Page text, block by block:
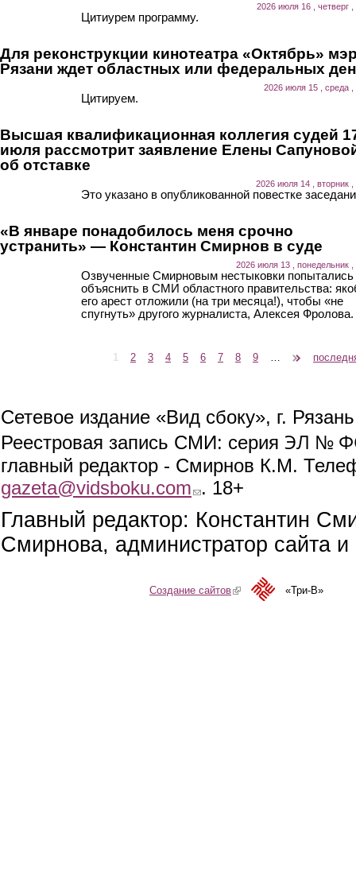
2026 июля 16 , четверг ,
Цитиурем программу.
Для реконструкции кинотеатра «Октябрь»
Рязани ждет областных или федеральных
2026 июля 15 , среда ,
Цитируем.
Высшая квалификационная коллегия судей
июля рассмотрит заявление Елены
об отставке
2026 июля 14 , вторник ,
Это указано в опубликованной повестке
«В январе понадобилось меня срочно
устранить» — Константин Смирнов в суде
2026 июля 13 , понедельник ,
Озвученные Смирновым нестыковки попытались
объяснить в СМИ областного правительства:
его арест отложили (на три месяца!), чтобы «не
спугнуть» другого журналиста, Алексея Фролова.
1 2 3 4 5 6 7 8 9
Сетевое издание «Вид сбоку», г.
Реестровая запись СМИ: серия ЭЛ №
главный редактор - Смирнов К.М.
gazeta@vidsboku.com (link sends e-mail)
. 18+
Главный редактор: Константин
Смирнова, администратор сайта
Создание сайтов(link is external)«Три-В»